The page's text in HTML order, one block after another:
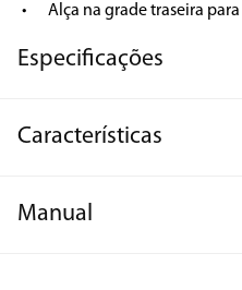
•	Alça na grade traseira
Especificações
Características
Manual